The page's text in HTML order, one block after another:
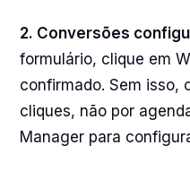
2. Conversões
formulário, clique em
confirmado. Sem isso,
cliques, não por
Manager para